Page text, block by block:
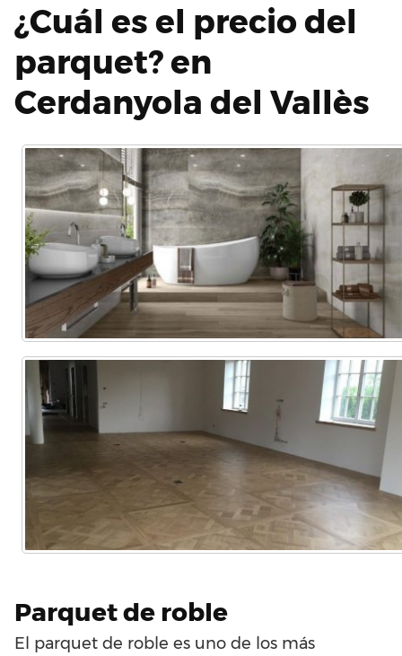
¿Cuál es el precio del
parquet? en
Cerdanyola del Vallès
Parquet de roble
El parquet de roble es uno de los más